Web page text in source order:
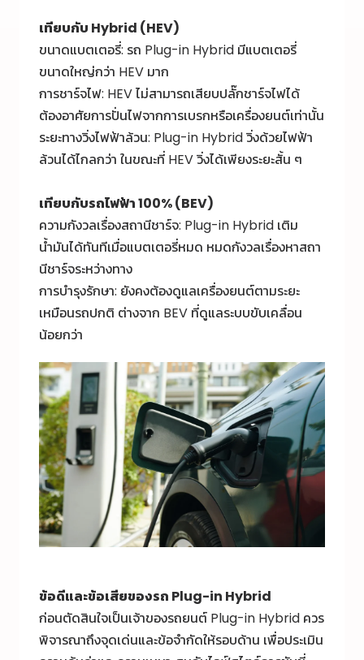
เทียบกับ Hybrid (HEV)
ขนาดแบตเตอรี่: รถ Plug-in Hybrid มีแบตเตอรี่
ขนาดใหญ่กว่า HEV มาก
การชาร์จไฟ: HEV ไม่สามารถเสียบปลั๊กชาร์จไฟได้
ต้องอาศัยการปั่นไฟจากการเบรกหรือเครื่องยนต์เท่านั้น
ระยะทางวิ่งไฟฟ้าล้วน: Plug-in Hybrid วิ่งด้วยไฟฟ้า
ล้วนได้ไกลกว่า ในขณะที่ HEV วิ่งได้เพียงระยะสั้น ๆ
เทียบกับรถไฟฟ้า 100% (BEV)
ความกังวลเรื่องสถานีชาร์จ: Plug-in Hybrid เติม
น้ำมันได้ทันทีเมื่อแบตเตอรี่หมด หมดกังวลเรื่องหาสถา
นีชาร์จระหว่างทาง
การบำรุงรักษา: ยังคงต้องดูแลเครื่องยนต์ตามระยะ
เหมือนรถปกติ ต่างจาก BEV ที่ดูแลระบบขับเคลื่อน
น้อยกว่า
ข้อดีและข้อเสียของรถ Plug-in Hybrid
ก่อนตัดสินใจเป็นเจ้าของรถยนต์ Plug-in Hybrid ควร
พิจารณาถึงจุดเด่นและข้อจำกัดให้รอบด้าน เพื่อประเมิน